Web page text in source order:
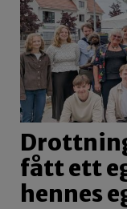
fått ett
hennes